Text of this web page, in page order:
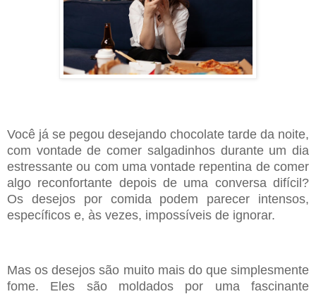
Você já se pegou desejando chocolate tarde da noite,
com vontade de comer salgadinhos durante um dia
estressante ou com uma vontade repentina de comer
algo reconfortante depois de uma conversa difícil?
Os desejos por comida podem parecer intensos,
específicos e, às vezes, impossíveis de ignorar.
Mas os desejos são muito mais do que simplesmente
fome. Eles são moldados por uma fascinante